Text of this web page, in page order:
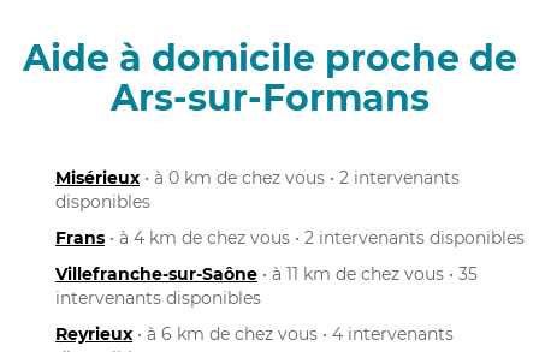
Aide à domicile proche de
Ars-sur-Formans
Misérieux • à 0 km de chez vous • 2 intervenants
disponibles
Frans • à 4 km de chez vous • 2 intervenants disponibles
Villefranche-sur-Saône • à 11 km de chez vous • 35
intervenants disponibles
Reyrieux • à 6 km de chez vous • 4 intervenants